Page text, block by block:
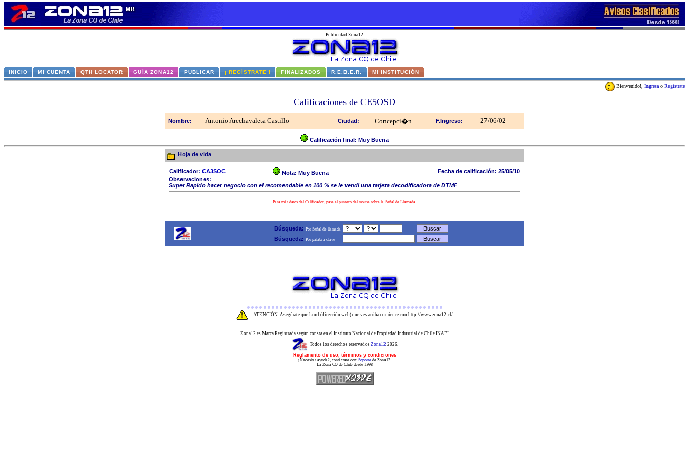
Publicidad Zona12
INICIO MI CUENTA QTH LOCATOR GUÍA ZONA12 PUBLICAR ¡ REGÍSTRATE ! FINALIZADOS R.E.B.E.R. MI INSTITUCIÓN
Bienvenido!, Ingresao Regístrate
Calificaciones de CE5OSD
Nombre: Antonio Arechavaleta Castillo Ciudad: Concepci�n F.Ingreso: 27/06/02
Calificación final: Muy Buena
Hoja de vida
Calificador: CA3SOC Nota: Muy Buena Fecha de calificación: 25/05/10
Observaciones:
Super Rapido hacer negocio con el recomendable en 100 % se le vendi una tarjeta decodificadora de DTMF
Para más datos del Calificador, pase el puntero del mouse sobre la Señal de Llamada.
Búsqueda: Por Señal de llamada
Búsqueda: Por palabra clave
ATENCIÓN: Asegúrate que la url (dirección web) que ves arriba comience con http://www.zona12.cl/
Zona12 es Marca Registrada según consta en el Instituto Nacional de Propiedad Industrial de Chile INAPI
Todos los derechos reservados Zona12 2026.
Reglamento de uso, términos y condiciones
¿Necesitas ayuda?, contáctate con: Soporte de Zona12.
La Zona CQ de Chile desde 1998